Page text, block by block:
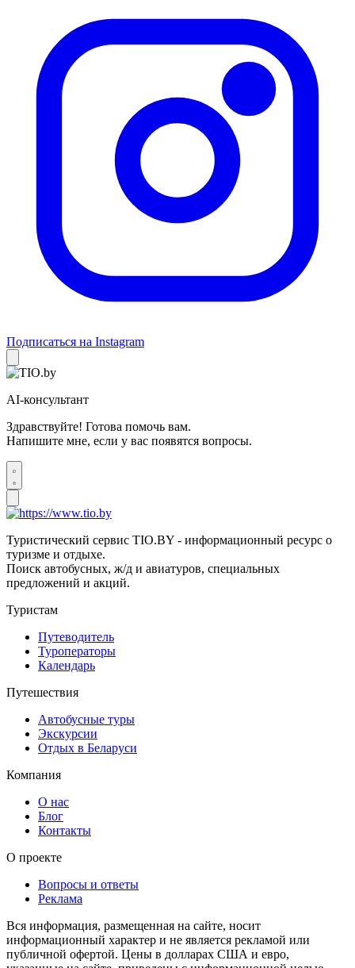
Подписаться на Instagram
AI-консультант
Здравствуйте! Готова помочь вам.
Напишите мне, если у вас появятся вопросы.
Туристический сервис TIO.BY - информационный ресурс о
туризме и отдыхе.
Поиск автобусных, ж/д и авиатуров, специальных
предложений и акций.
Туристам
Путеводитель
Туроператоры
Календарь
Путешествия
Автобусные туры
Экскурсии
Отдых в Беларуси
Компания
О нас
Блог
Контакты
О проекте
Вопросы и ответы
Реклама
Вся информация, размещенная на сайте, носит
информационный характер и не является рекламой или
публичной офертой. Цены в долларах США и евро,